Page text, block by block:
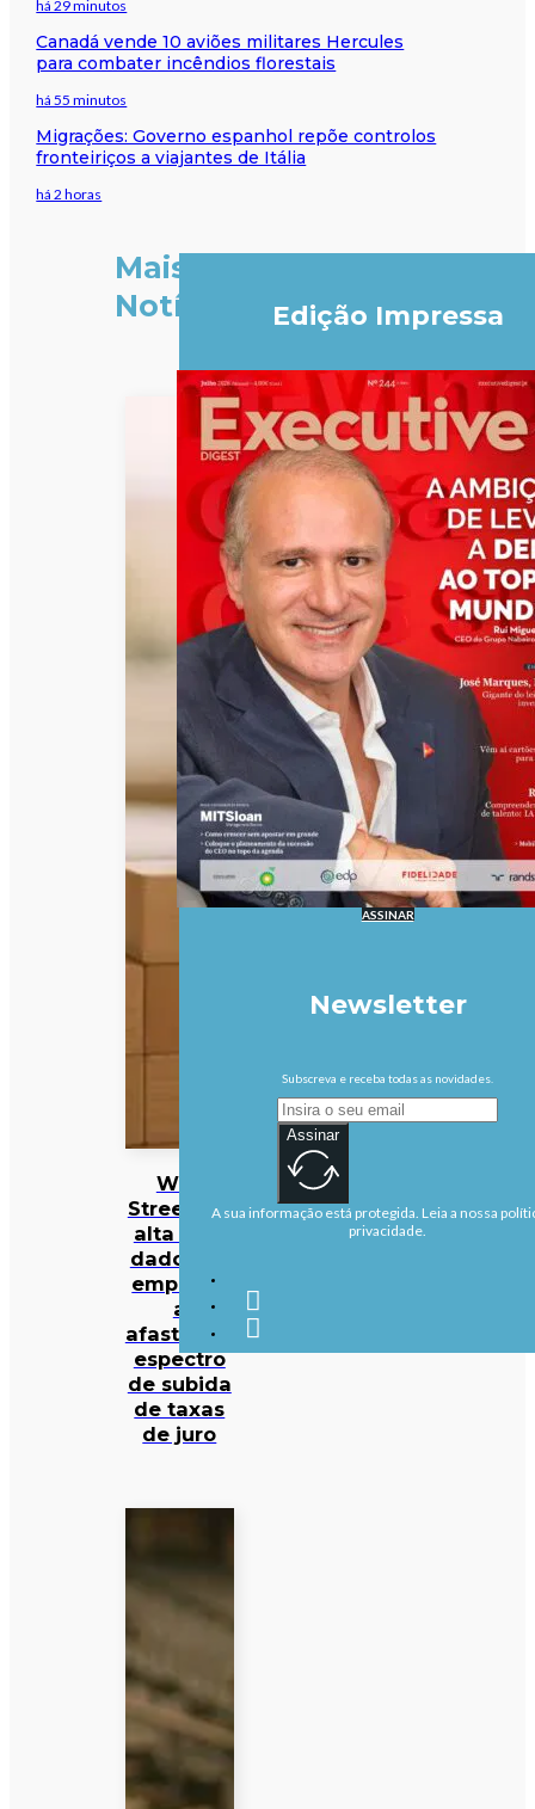
há 29 minutos
Canadá vende 10 aviões militares Hercules
para combater incêndios florestais
há 55 minutos
Migrações: Governo espanhol repõe controlos
fronteiriços a viajantes de Itália
há 2 horas
Mais
Notícias
Wall
Street em
alta com
dados de
emprego
a
afastarem
espectro
de subida
de taxas
de juro
Edição Impressa
ASSINAR
Newsletter
Subscreva e receba todas as novidades.
Assinar
A sua informação está protegida. Leia a nossa
privacidade.